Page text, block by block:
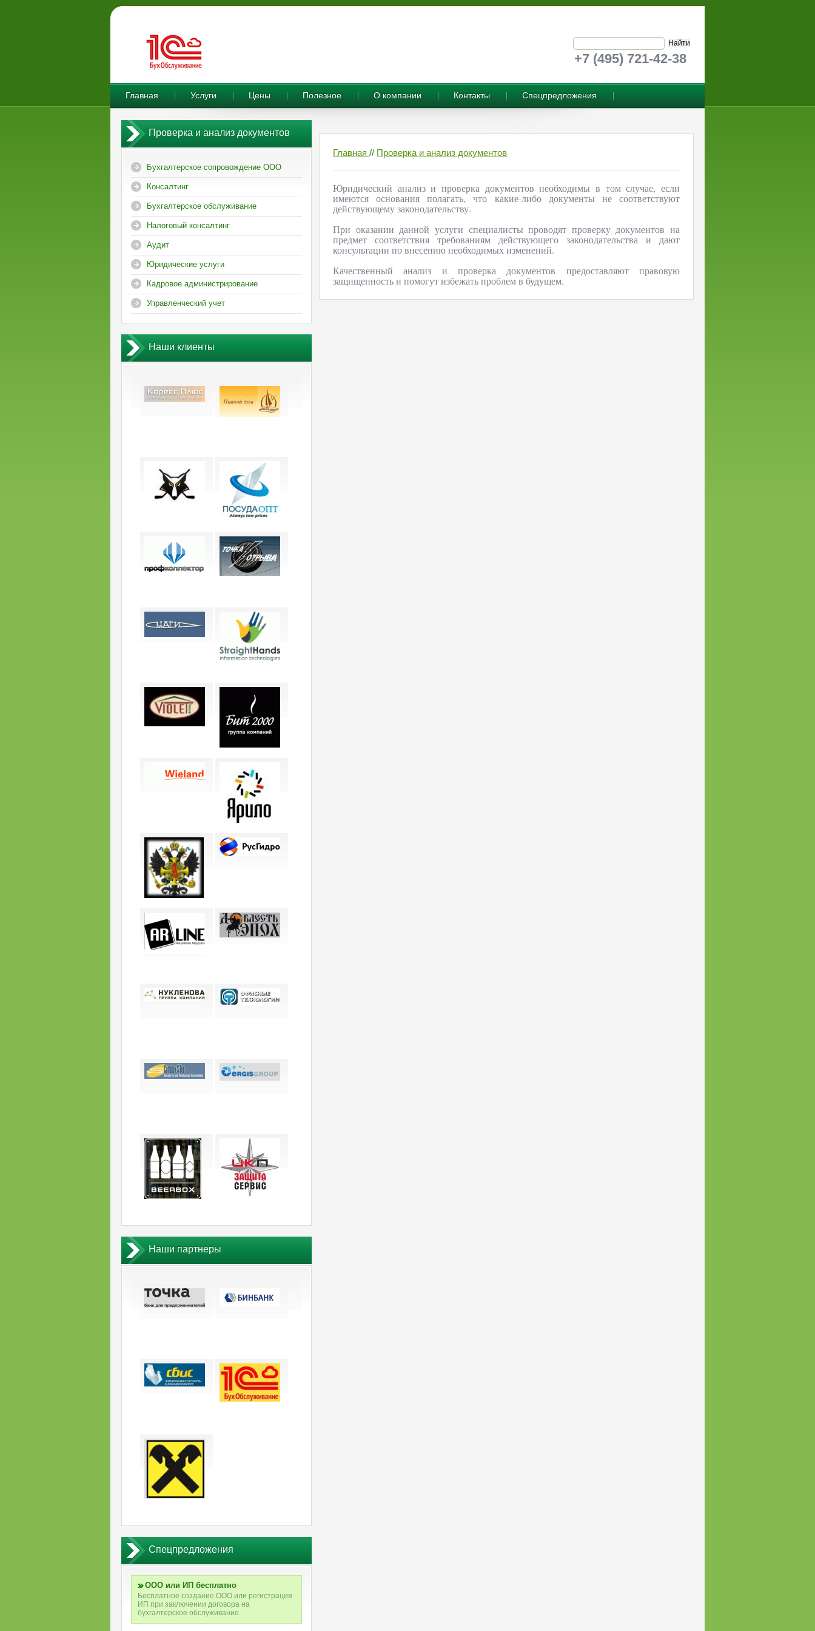
+7 (495) 721-42-38
Главная Услуги Цены Полезное О компании Контакты Cпецпредложения
Проверка и анализ документов
Бухгалтерское сопровождение ООО
Консалтинг
Бухгалтерское обслуживание
Налоговый консалтинг
Аудит
Юридические услуги
Кадровое администрирование
Управленческий учет
Наши клиенты
Наши партнеры
Cпецпредложения
ООО или ИП бесплатно
Бесплатное создание ООО или регистрация
ИП при заключении договора на
бухгалтерское обслуживание.
Главная // Проверка и анализ документов
Юридический анализ и проверка документов необходимы в том случае, если
имеются основания полагать, что какие-либо документы не соответствуют
действующему законодательству.
При оказании данной услуги специалисты проводят проверку документов на
предмет соответствия требованиям действующего законодательства и дают
консультации по внесению необходимых изменений.
Качественный анализ и проверка документов предоставляют правовую
защищенность и помогут избежать проблем в будущем.